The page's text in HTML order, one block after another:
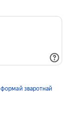
формай зваротнай